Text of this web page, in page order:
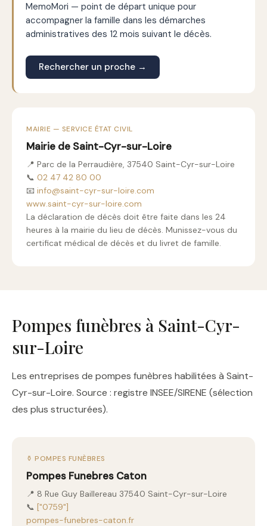
MemoMori — point de départ unique pour
accompagner la famille dans les démarches
administratives des 12 mois suivant le décès.
Rechercher un proche →
MAIRIE — SERVICE ÉTAT CIVIL
Mairie de Saint-Cyr-sur-Loire
📍 Parc de la Perraudière, 37540 Saint-Cyr-sur-Loire
📞 02 47 42 80 00
📧 info@saint-cyr-sur-loire.com
www.saint-cyr-sur-loire.com
La déclaration de décès doit être faite dans les 24
heures à la mairie du lieu de décès. Munissez-vous du
certificat médical de décès et du livret de famille.
Pompes funèbres à Saint-Cyr-
sur-Loire
Les entreprises de pompes funèbres habilitées à Saint-
Cyr-sur-Loire. Source : registre INSEE/SIRENE (sélection
des plus structurées).
⚱️ POMPES FUNÈBRES
Pompes Funebres Caton
📍 8 Rue Guy Baillereau 37540 Saint-Cyr-sur-Loire
📞 ["0759"]
pompes-funebres-caton.fr